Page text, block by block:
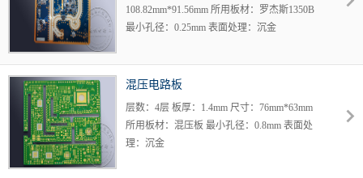
108.82mm*91.56mm 所用板材：罗杰斯1350B
最小孔径：0.25mm 表面处理：沉金
混压电路板
层数：4层 板厚：1.4mm 尺寸：76mm*63mm
所用板材：混压板 最小孔径：0.8mm 表面处
理：沉金